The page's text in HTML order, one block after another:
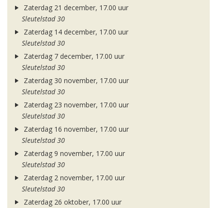
Zaterdag 21 december, 17.00 uur
Sleutelstad 30
Zaterdag 14 december, 17.00 uur
Sleutelstad 30
Zaterdag 7 december, 17.00 uur
Sleutelstad 30
Zaterdag 30 november, 17.00 uur
Sleutelstad 30
Zaterdag 23 november, 17.00 uur
Sleutelstad 30
Zaterdag 16 november, 17.00 uur
Sleutelstad 30
Zaterdag 9 november, 17.00 uur
Sleutelstad 30
Zaterdag 2 november, 17.00 uur
Sleutelstad 30
Zaterdag 26 oktober, 17.00 uur